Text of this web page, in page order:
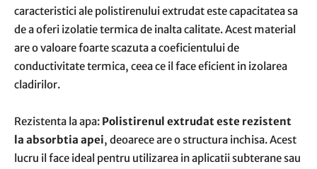
caracteristici ale polistirenului extrudat este capacitatea sa
de a oferi izolatie termica de inalta calitate. Acest material
are o valoare foarte scazuta a coeficientului de
conductivitate termica, ceea ce il face eficient in izolarea
cladirilor.
Rezistenta la apa: Polistirenul extrudat este rezistent
la absorbtia apei, deoarece are o structura inchisa. Acest
lucru il face ideal pentru utilizarea in aplicatii subterane sau